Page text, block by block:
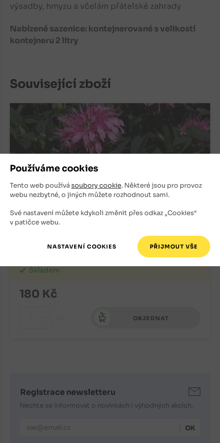
Používáme cookies
Tento web používásoubory cookie. Některé jsou pro provoz
webu nezbytné, o jiných můžete rozhodnout sami.
Své nastavení můžete kdykoli změnit přes odkaz „Cookies“
v patičce webu.
výsadby, hmyzu a včelám přátelské zahrady
Nabízené sazenice: kontejnerované s velikostí
kontejneru 2 litry
Související zboží
Zavinutka Sugar BUZZ Bubblegum Blast
Skladem
180 Kč
OBJEDNAT
Registrace newsletteru
Nechte se informovat o novinkách i výhodných akcích.
E-mailová adresa